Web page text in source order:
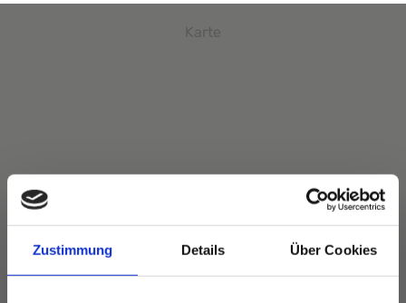
Zustimmung Details Über Cookies
Karte
Mit Klick / Tap können Sie die interaktive
Kartenfunktion nutzen. Dafür gelten die